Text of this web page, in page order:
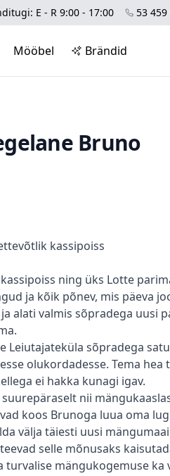
E - R 9:00 - 17:00 53 459
Mööbel Brändid
Bruno
kassipoiss
ning üks Lotte
ja kõik põnev, mis päeva
alati valmis sõpradega uusi
Leiutajateküla sõpradega
olukordadesse. Tema hea
ei hakka kunagi igav.
nii
koos Brunoga luua oma
välja täiesti uusi
selle mõnusaks
turvalise mängukogemuse ka